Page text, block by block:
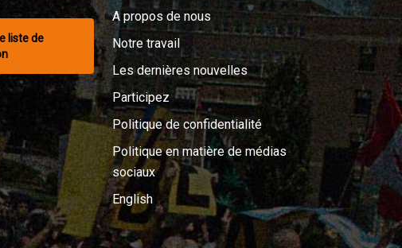
liste de
A propos de nous
Notre travail
Les dernières nouvelles
Participez
Politique de confidentialité
Politique en matière de médias
sociaux
English